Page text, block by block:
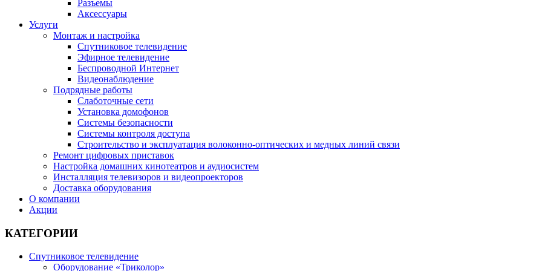
Разъемы
Аксессуары
Услуги
Монтаж и настройка
Спутниковое телевидение
Эфирное телевидение
Беспроводной Интернет
Видеонаблюдение
Подрядные работы
Слаботочные сети
Установка домофонов
Системы безопасности
Системы контроля доступа
Строительство и эксплуатация волоконно-оптических и медных линий связи
Ремонт цифровых приставок
Настройка домашних кинотеатров и аудиосистем
Инсталляция телевизоров и видеопроекторов
Доставка оборудования
О компании
Акции
КАТЕГОРИИ
Спутниковое телевидение
Оборудование «Триколор»